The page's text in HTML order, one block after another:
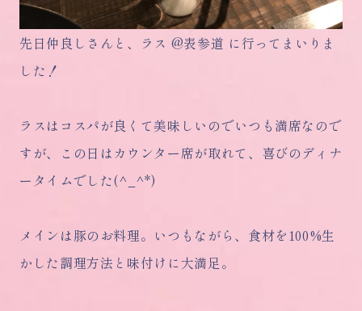
先日仲良しさんと、ラス @表参道 に行ってまいりま
した！
ラスはコスパが良くて美味しいのでいつも満席なので
すが、この日はカウンター席が取れて、喜びのディナ
ータイムでした(^_^*)
メインは豚のお料理。いつもながら、食材を100%生
かした調理方法と味付けに大満足。